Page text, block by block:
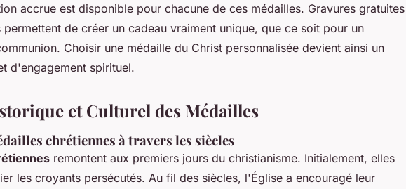
accrue est disponible pour chacune de ces médailles. Gravures gratuites
de créer un cadeau vraiment unique, que ce soit pour un
Choisir une médaille du Christ personnalisée devient ainsi un
d'engagement spirituel.
et Culturel des Médailles
chrétiennes à travers les siècles
remontent aux premiers jours du christianisme. Initialement, elles
les croyants persécutés. Au fil des siècles, l'Église a encouragé leur